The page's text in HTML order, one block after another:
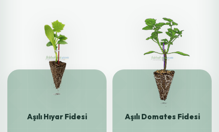
Aşılı Hıyar Fidesi Aşılı Domates Fidesi